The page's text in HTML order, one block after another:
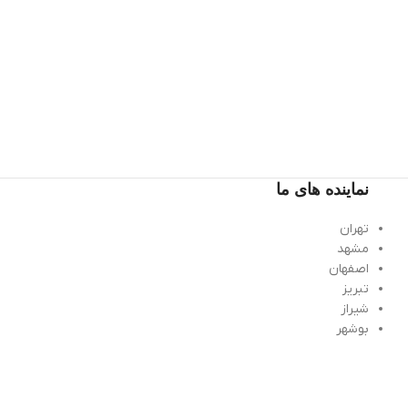
نماینده های ما
تهران
مشهد
اصفهان
تبریز
شیراز
بوشهر